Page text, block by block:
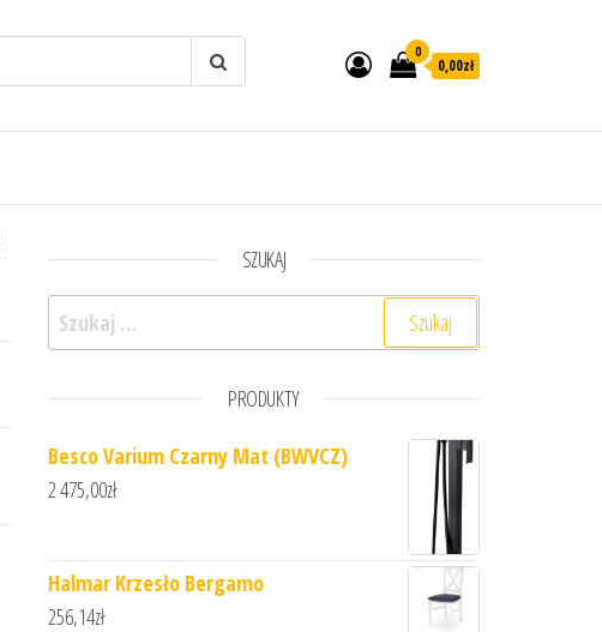
0
0,00zł
SZUKAJ
Szukaj:
PRODUKTY
Besco Varium Czarny Mat (BWVCZ)
2 475,00zł
Halmar Krzesło Bergamo
256,14zł